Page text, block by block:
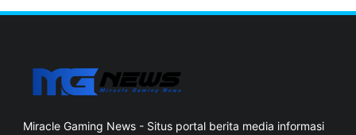
Miracle Gaming News - Situs portal berita media informasi